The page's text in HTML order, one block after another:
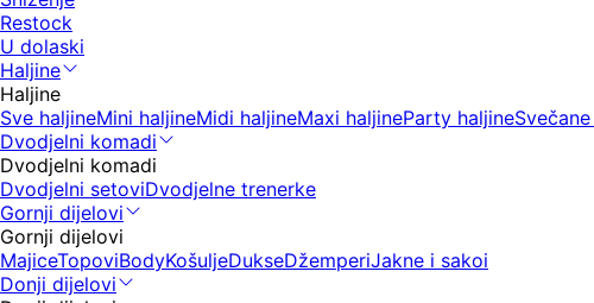
Restock
U dolaski
Haljine
Haljine
Sve haljineMini haljineMidi haljineMaxi haljineParty haljine
Dvodjelni komadi
Dvodjelni komadi
Dvodjelni setoviDvodjelne trenerke
Gornji dijelovi
Gornji dijelovi
MajiceTopoviBodyKošuljeDukseDžemperiJakne i sakoi
Donji dijelovi